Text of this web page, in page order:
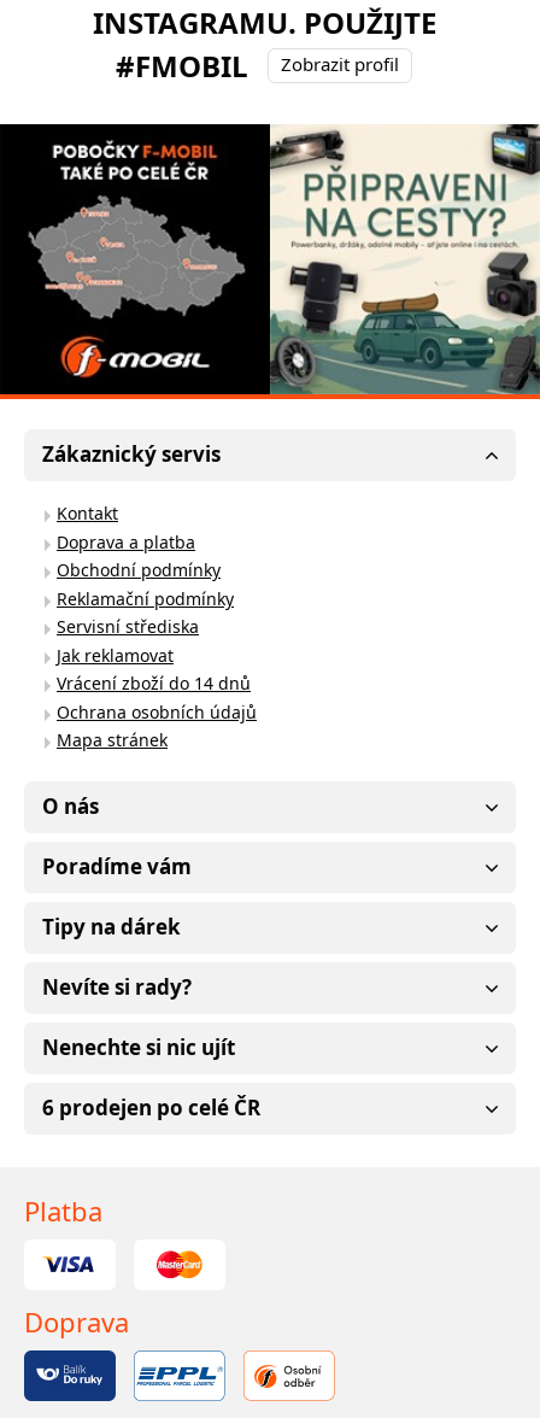
INSTAGRAMU. POUŽIJTE
#FMOBIL
Zobrazit profil
Zákaznický servis
Kontakt
Doprava a platba
Obchodní podmínky
Reklamační podmínky
Servisní střediska
Jak reklamovat
Vrácení zboží do 14 dnů
Ochrana osobních údajů
Mapa stránek
O nás
Poradíme vám
Tipy na dárek
Nevíte si rady?
Nenechte si nic ujít
6 prodejen po celé ČR
Platba
Doprava